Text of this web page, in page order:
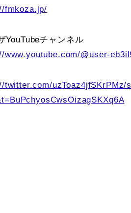
fmkoza.jp/
YouTubeチャンネル
www.youtube.com/@user-
twitter.com/uzToaz4jfSKrPMz/